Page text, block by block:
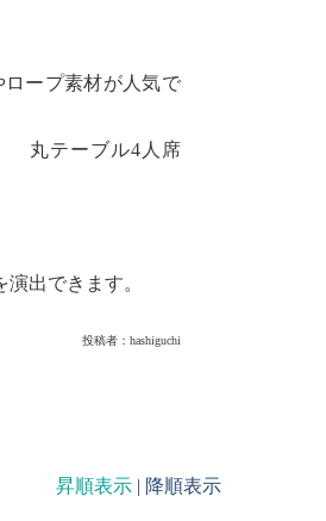
ープ素材が人気で
丸テーブル4人席
出できます。
投稿者： hashiguchi
昇順表示 | 降順表示